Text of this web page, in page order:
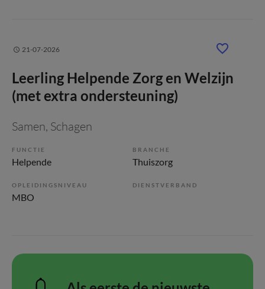
21-07-2026
Leerling Helpende Zorg en Welzijn
(met extra ondersteuning)
Samen, Schagen
FUNCTIE
Helpende
BRANCHE
Thuiszorg
OPLEIDINGSNIVEAU
MBO
DIENSTVERBAND